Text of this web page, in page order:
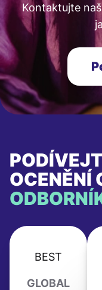
Kontaktujte
OCENĚNÍ
BEST
GLOBAL